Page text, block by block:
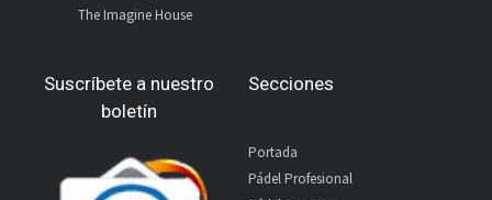
The Imagine House
Suscríbete a nuestro
boletín
Secciones
Portada
Pádel Profesional